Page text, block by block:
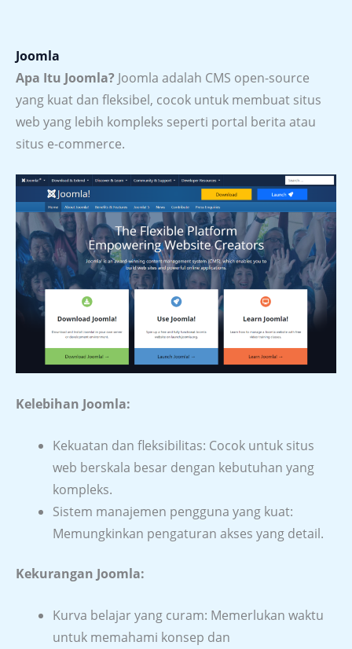
Joomla
Apa Itu Joomla? Joomla adalah CMS open-source
yang kuat dan fleksibel, cocok untuk membuat situs
web yang lebih kompleks seperti portal berita atau
situs e-commerce.
Kelebihan Joomla:
Kekuatan dan fleksibilitas: Cocok untuk situs
web berskala besar dengan kebutuhan yang
kompleks.
Sistem manajemen pengguna yang kuat:
Memungkinkan pengaturan akses yang detail.
Kekurangan Joomla:
Kurva belajar yang curam: Memerlukan waktu
untuk memahami konsep dan